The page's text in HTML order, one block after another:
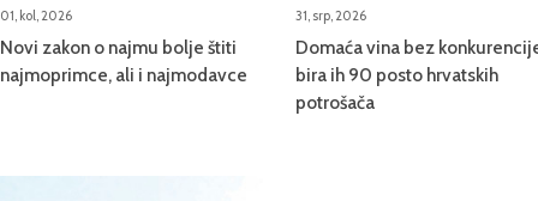
01, kol, 2026
Novi zakon o najmu bolje štiti
najmoprimce, ali i najmodavce
31, srp, 2026
Domaća vina bez
bira ih 90 posto hrvatskih
potrošača